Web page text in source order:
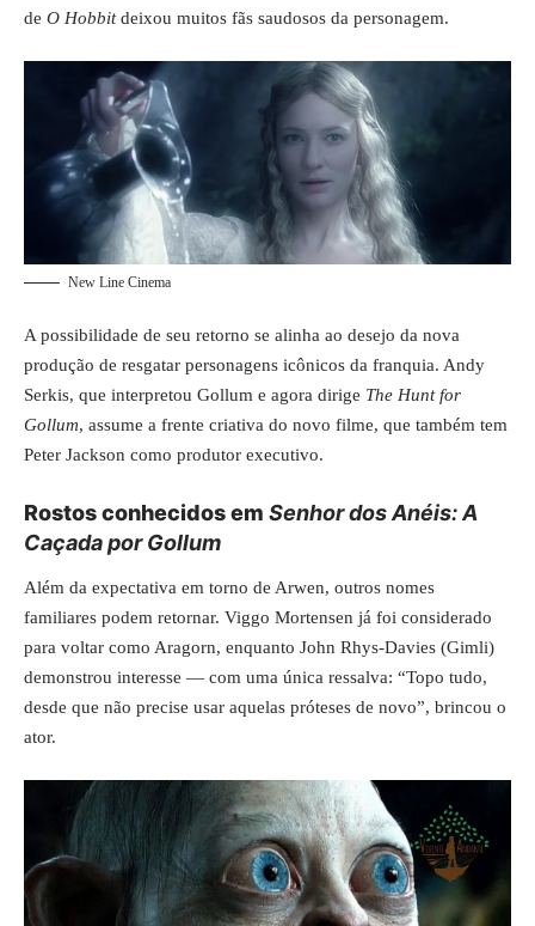
de O Hobbitdeixou muitos fãs saudosos da personagem.
New Line Cinema
A possibilidade de seu retorno se alinha ao desejo da nova
produção de resgatar personagens icônicos da franquia. Andy
Serkis, que interpretou Gollum e agora dirige The Hunt for
Gollum, assume a frente criativa do novo filme, que também tem
Peter Jackson como produtor executivo.
Rostos conhecidos em Senhor dos Anéis: A
Caçada por Gollum
Além da expectativa em torno de Arwen, outros nomes
familiares podem retornar. Viggo Mortensen já foi considerado
para voltar como Aragorn, enquanto John Rhys-Davies (Gimli)
demonstrou interesse — com uma única ressalva: “Topo tudo,
desde que não precise usar aquelas próteses de novo”, brincou o
ator.